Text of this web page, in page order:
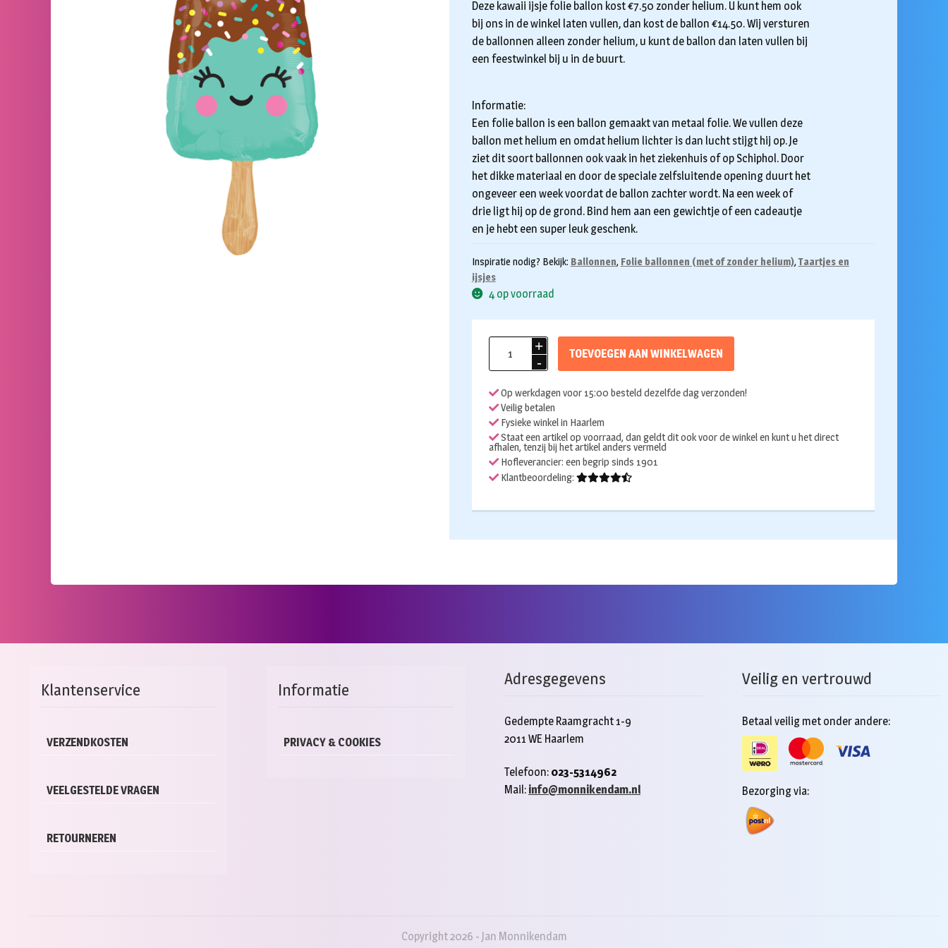
Deze kawaii ijsje folie ballon kost €7.50 zonder helium. U kunt hem ook
bij ons in de winkel laten vullen, dan kost de ballon €14.50. Wij versturen
de ballonnen alleen zonder helium, u kunt de ballon dan laten vullen bij
een feestwinkel bij u in de buurt.
Informatie:
Een folie ballon is een ballon gemaakt van metaal folie. We vullen deze
ballon met helium en omdat helium lichter is dan lucht stijgt hij op. Je
ziet dit soort ballonnen ook vaak in het ziekenhuis of op Schiphol. Door
het dikke materiaal en door de speciale zelfsluitende opening duurt het
ongeveer een week voordat de ballon zachter wordt. Na een week of
drie ligt hij op de grond. Bind hem aan een gewichtje of een cadeautje
en je hebt een super leuk geschenk.
Inspiratie nodig? Bekijk: Ballonnen, Folie ballonnen (met of zonder helium),Taartjes en
ijsjes
4 op voorraad
Folieballon
ijsco
88cm
aantal
TOEVOEGEN AAN WINKELWAGEN
Op werkdagen voor 15:00 besteld dezelfde dag verzonden!
Veilig betalen
Fysieke winkel in Haarlem
Staat een artikel op voorraad, dan geldt dit ook voor de winkel en kunt u het direct
afhalen, tenzij bij het artikel anders vermeld
Hofleverancier: een begrip sinds 1901
Klantbeoordeling:
Klantenservice
VERZENDKOSTEN
VEELGESTELDE VRAGEN
RETOURNEREN
Informatie
PRIVACY & COOKIES
Adresgegevens
Gedempte Raamgracht 1-9
2011 WE Haarlem
Telefoon: 023-5314962
Mail: info@monnikendam.nl
Veilig en vertrouwd
Betaal veilig met onder andere:
Bezorging via:
Copyright 2026 - Jan Monnikendam